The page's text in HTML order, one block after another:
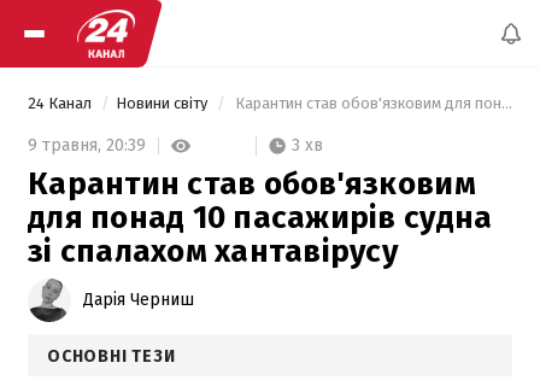
24 Канал Новини світу Карантин став обов'язковим для понад 10 пасажирів судна зі спалахом хантавірусу
9 травня, 20:39 3 хв
Карантин став обов'язковим
для понад 10 пасажирів судна
зі спалахом хантавірусу
Дарія Черниш
ОСНОВНІ ТЕЗИ